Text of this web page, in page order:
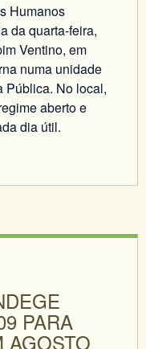
Humanos
da quarta-feira,
Ventino, em
numa unidade
Pública. No local,
aberto e
dia útil.
PARA
AGOSTO